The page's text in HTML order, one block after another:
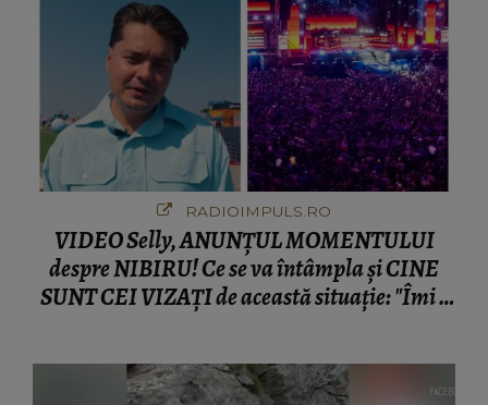
RADIOIMPULS.RO
VIDEO Selly, ANUNȚUL MOMENTULUI
despre NIBIRU! Ce se va întâmpla și CINE
SUNT CEI VIZAȚI de această situație: "Îmi e